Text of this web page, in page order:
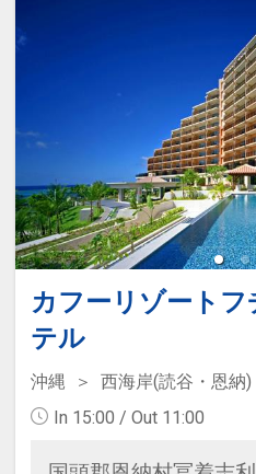
カフーリゾート
テル
沖縄
西海岸(読谷・恩納)
In 15:00 / Out 11:00